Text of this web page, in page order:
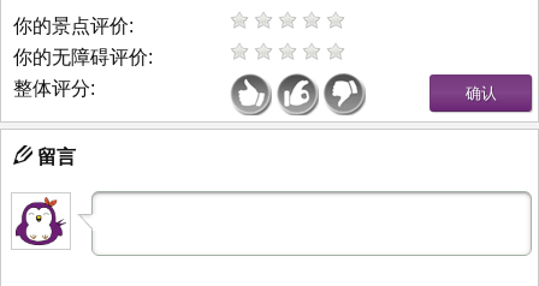
你的景点评价:
你的无障碍评价:
整体评分:
留言